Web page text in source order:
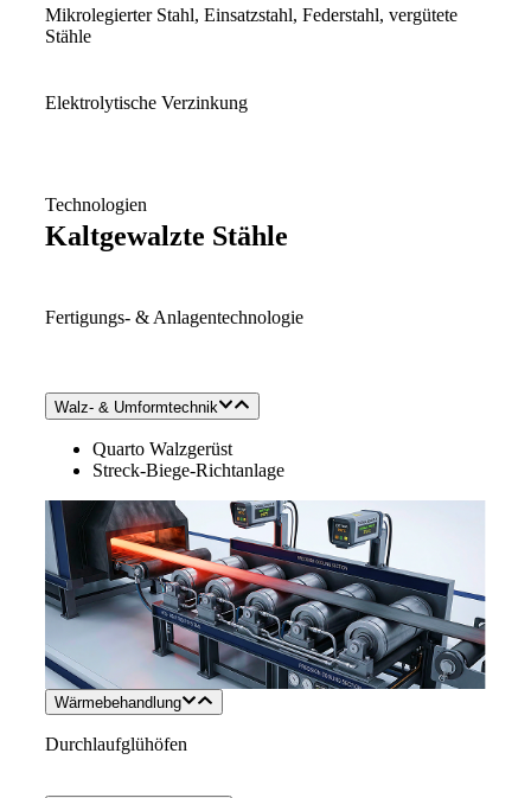
Mikrolegierter Stahl, Einsatzstahl, Federstahl, vergütete
Stähle
Elektrolytische Verzinkung
Kaltgewalzte Stähle
Technologien
Fertigungs- & Anlagentechnologie
Walz- & Umformtechnik
Quarto Walzgerüst
Streck-Biege-Richtanlage
Wärmebehandlung
Durchlaufglühöfen